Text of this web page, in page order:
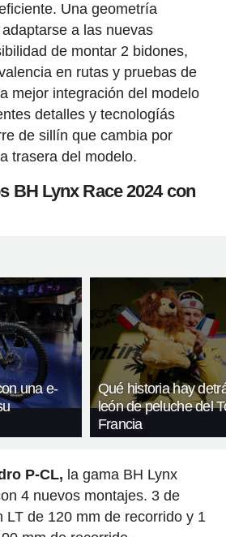
Una geometría
a las nuevas
de montar 2 bidones,
en rutas y pruebas de
mejor integración del modelo
detalles y tecnologíás
de sillín que cambia por
trasera del modelo.
BH Lynx Race 2024 con
una e-
Qué historia hay
león de peluche del
Francia
P-CL, la gama BH Lynx
4 nuevos montajes. 3 de
LT de 120 mm de recorrido y 1